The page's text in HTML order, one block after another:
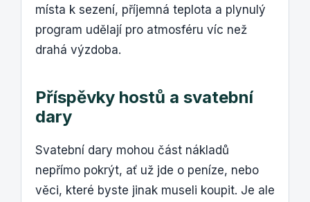
místa k sezení, příjemná teplota a plynulý
program udělají pro atmosféru víc než
drahá výzdoba.
Příspěvky hostů a svatební
dary
Svatební dary mohou část nákladů
nepřímo pokrýt, ať už jde o peníze, nebo
věci, které byste jinak museli koupit. Je ale